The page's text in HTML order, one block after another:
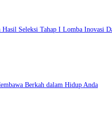
Seleksi Tahap I Lomba Inovasi
Berkah dalam Hidup Anda